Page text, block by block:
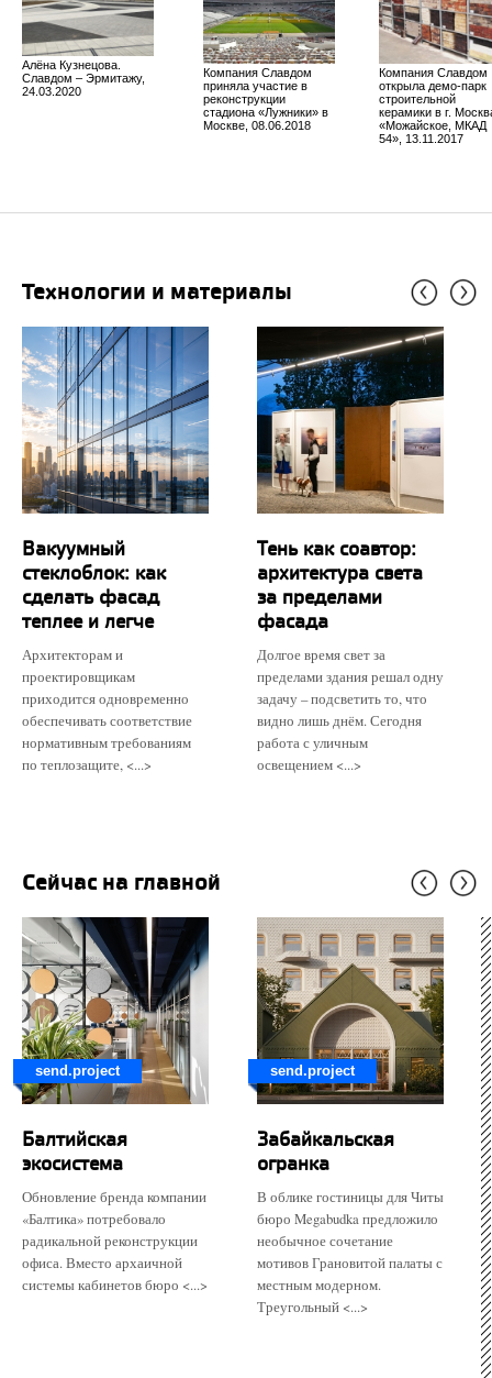
Алёна Кузнецова.
Славдом – Эрмитажу,
24.03.2020
Компания Славдом
приняла участие в
реконструкции
стадиона «Лужники» в
Москве, 08.06.2018
Компания Славдом
открыла демо-парк
строительной
керамики в г.
«Можайское, МКАД
54», 13.11.2017
Технологии и материалы
Вакуумный
стеклоблок: как
сделать фасад
теплее и легче
Архитекторам и
проектировщикам
приходится одновременно
обеспечивать соответствие
нормативным требованиям
по теплозащите, <...>
Тень как соавтор:
архитектура света
за пределами
фасада
Долгое время свет за
пределами здания решал одну
задачу – подсветить то, что
видно лишь днём. Сегодня
работа с уличным
освещением <...>
Сейчас на главной
send.project
Балтийская
экосистема
Обновление бренда компании
«Балтика» потребовало
радикальной реконструкции
офиса. Вместо архаичной
системы кабинетов бюро <...>
send.project
Забайкальская
огранка
В облике гостиницы для Читы
бюро Megabudka предложило
необычное сочетание
мотивов Грановитой палаты с
местным модерном.
Треугольный <...>